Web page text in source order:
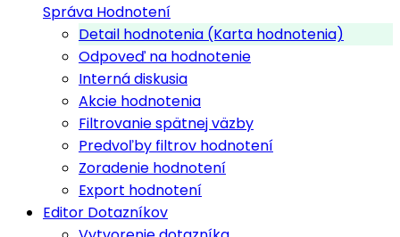
Správa Hodnotení
Detail hodnotenia (Karta hodnotenia)
Odpoveď na hodnotenie
Interná diskusia
Akcie hodnotenia
Filtrovanie spätnej väzby
Predvoľby filtrov hodnotení
Zoradenie hodnotení
Export hodnotení
Editor Dotazníkov